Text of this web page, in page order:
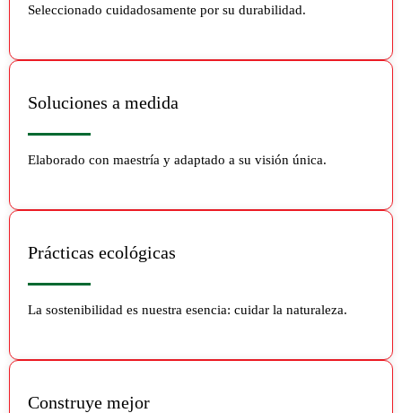
Seleccionado cuidadosamente por su durabilidad.
Soluciones a medida
Elaborado con maestría y adaptado a su visión única.
Prácticas ecológicas
La sostenibilidad es nuestra esencia: cuidar la naturaleza.
Construye mejor